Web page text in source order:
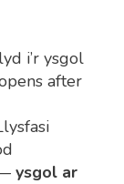
i’r ysgol
after
ysgol ar